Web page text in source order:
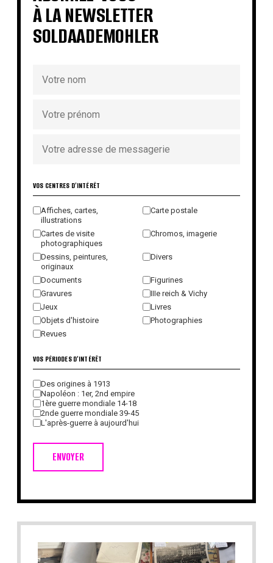
À LA NEWSLETTER
SOLDAADEMOHLER
VOS CENTRES D'INTÉRÊT
Affiches, cartes,
illustrations
Carte postale
Cartes de visite
photographiques
Chromos, imagerie
Dessins, peintures,
originaux
Divers
Documents
Figurines
Gravures
IIIe reich & Vichy
Jeux
Livres
Objets d'histoire
Photographies
Revues
ENVOYER
VOS PÉRIODES D'INTÉRÊT
Des origines à 1913
Napoléon : 1er, 2nd empire
1ère guerre mondiale 14-18
2nde guerre mondiale 39-45
L'après-guerre à aujourd'hui